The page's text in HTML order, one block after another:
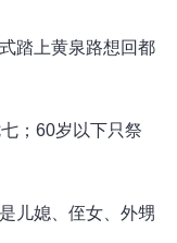
踏上黄泉路想回都
；60岁以下只祭
儿媳、侄女、外甥